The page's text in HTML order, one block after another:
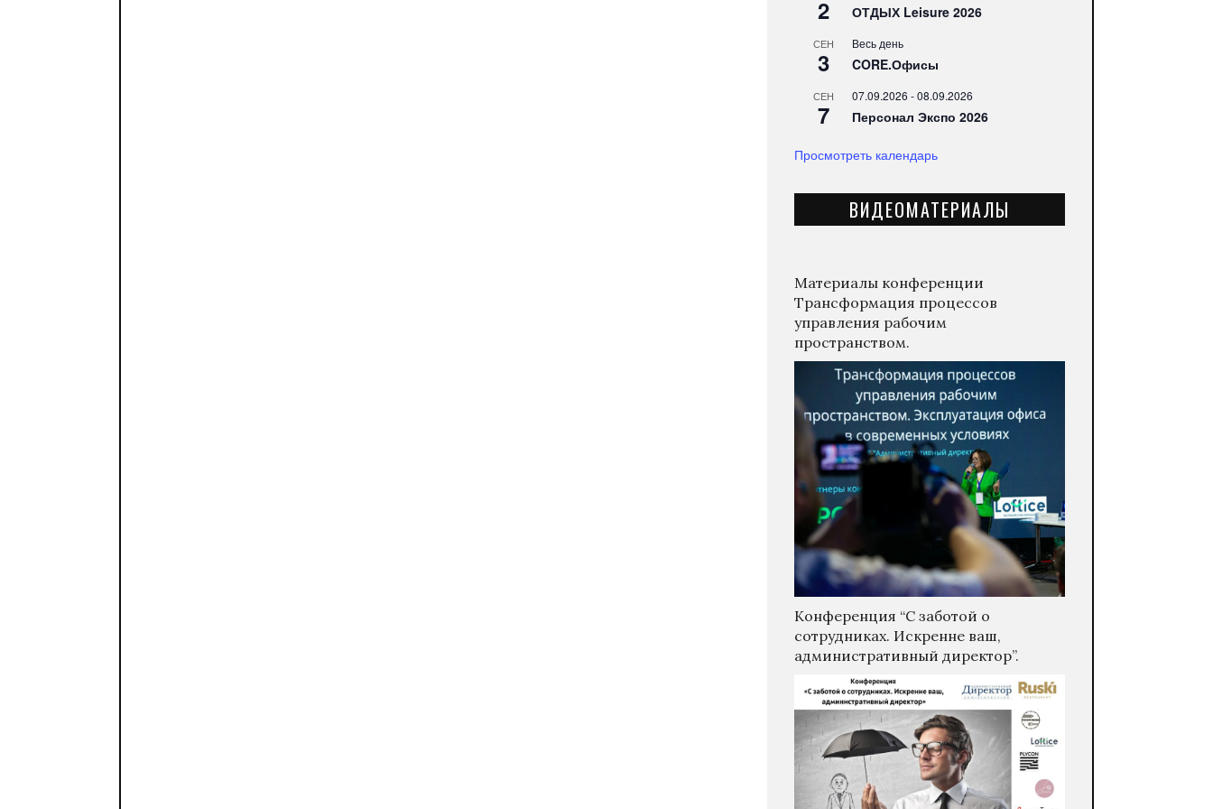
2 ОТДЫХ Leisure 2026
СЕН
3
Весь день
CORE.Офисы
СЕН
7
07.09.2026 -08.09.2026
Персонал Экспо 2026
Просмотреть календарь
ВИДЕОМАТЕРИАЛЫ
Материалы конференции
Трансформация процессов
управления рабочим
пространством.
Конференция “С заботой о
сотрудниках. Искренне ваш,
административный директор”.